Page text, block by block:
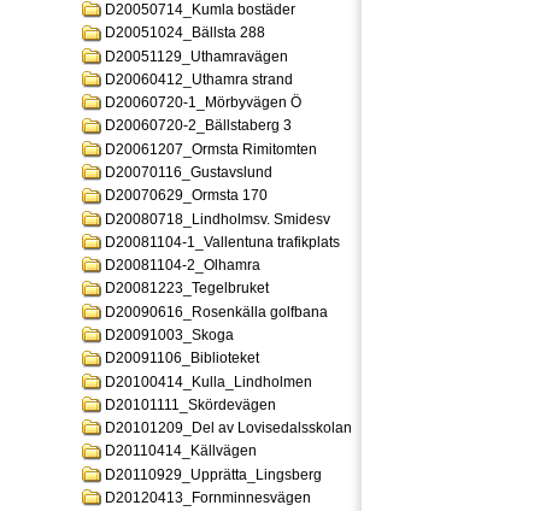
D20050714_Kumla bostäder
D20051024_Bällsta 288
D20051129_Uthamravägen
D20060412_Uthamra strand
D20060720-1_Mörbyvägen Ö
D20060720-2_Bällstaberg 3
D20061207_Ormsta Rimitomten
D20070116_Gustavslund
D20070629_Ormsta 170
D20080718_Lindholmsv. Smidesv
D20081104-1_Vallentuna trafikplats
D20081104-2_Olhamra
D20081223_Tegelbruket
D20090616_Rosenkälla golfbana
D20091003_Skoga
D20091106_Biblioteket
D20100414_Kulla_Lindholmen
D20101111_Skördevägen
D20101209_Del av Lovisedalsskolan
D20110414_Källvägen
D20110929_Upprätta_Lingsberg
D20120413_Fornminnesvägen